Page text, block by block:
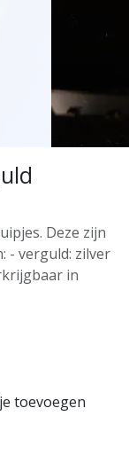
Deze zijn
- verguld: zilver
in
toevoegen